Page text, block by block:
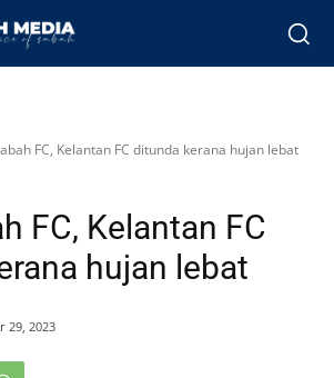
FC, Kelantan FC ditunda kerana hujan lebat
FC, Kelantan FC
hujan lebat
29, 2023